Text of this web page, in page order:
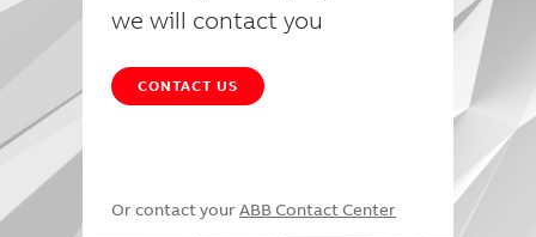
we will contact you
CONTACT US
Or contact your ABB Contact Center